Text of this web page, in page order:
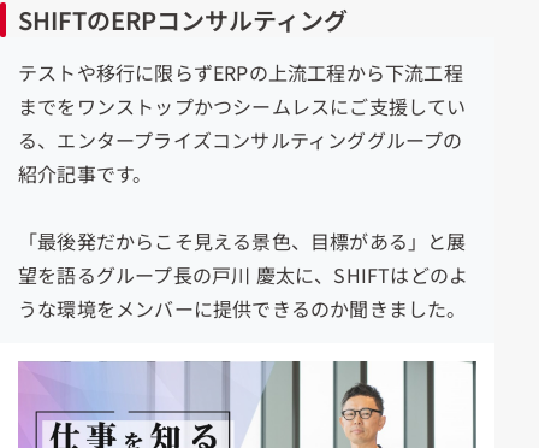
SHIFTのERPコンサルティング
テストや移行に限らずERPの上流工程から下流工程
までをワンストップかつシームレスにご支援してい
る、エンタープライズコンサルティンググループの
紹介記事です。
「最後発だからこそ見える景色、目標がある」と展
望を語るグループ長の戸川 慶太に、SHIFTはどのよ
うな環境をメンバーに提供できるのか聞きました。